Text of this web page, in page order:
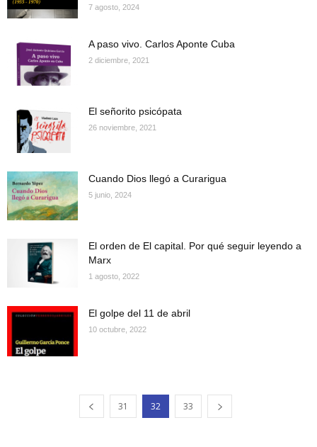
7 agosto, 2024
A paso vivo. Carlos Aponte Cuba
2 diciembre, 2021
El señorito psicópata
26 noviembre, 2021
Cuando Dios llegó a Curarigua
5 junio, 2024
El orden de El capital. Por qué seguir leyendo a
Marx
1 agosto, 2022
El golpe del 11 de abril
10 octubre, 2022
31 32 33